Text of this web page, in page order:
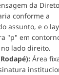
da
conforme a
assunto, e o
"p" em
lado direito.
Área